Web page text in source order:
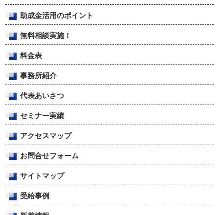
助成金活用のポイント
無料相談実施！
料金表
事務所紹介
代表あいさつ
セミナー実績
アクセスマップ
お問合せフォーム
サイトマップ
受給事例